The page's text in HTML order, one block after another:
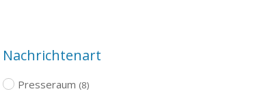
Nachrichtenart
Presseraum (8)